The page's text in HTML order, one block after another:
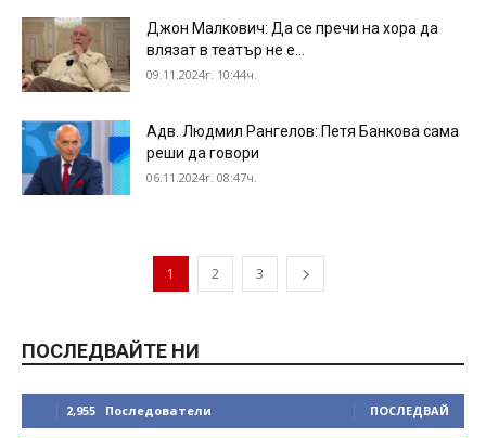
Джон Малкович: Да се пречи на хора да
влязат в театър не е...
09.11.2024г. 10:44ч.
Адв. Людмил Рангелов: Петя Банкова сама
реши да говори
06.11.2024г. 08:47ч.
1 2 3
ПОСЛЕДВАЙТЕ НИ
2,955 Последователи ПОСЛЕДВАЙ